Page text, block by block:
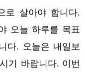
로 살아야 합니다.
오늘 하루를 목표
다. 오늘은 내일보
기 바랍니다. 이번